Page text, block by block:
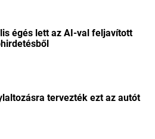
égés lett az AI-val feljavított
tervezték ezt az autót